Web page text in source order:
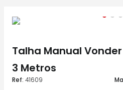
Talha Manual
3 Metros
: 41609